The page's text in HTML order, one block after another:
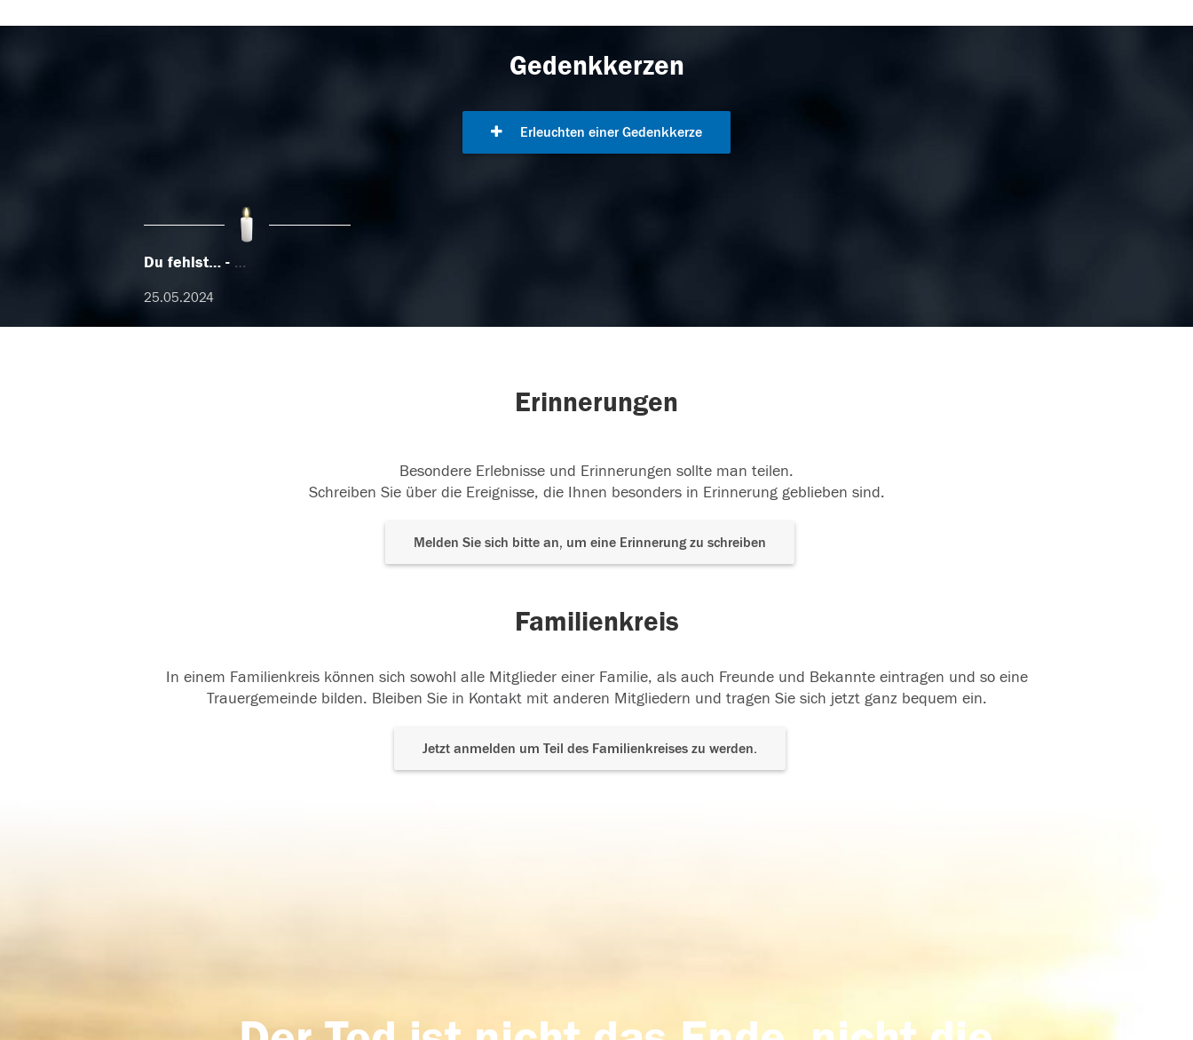
Gedenkkerzen
Erleuchten einer Gedenkkerze
Du fehlst… …
25.05.2024
Erinnerungen
Besondere Erlebnisse und Erinnerungen sollte man teilen.
Schreiben Sie über die Ereignisse, die Ihnen besonders in Erinnerung geblieben sind.
Melden Sie sich bitte an, um eine Erinnerung zu schreiben
Familienkreis
In einem Familienkreis können sich sowohl alle Mitglieder einer Familie, als auch Freunde und Bekannte eintragen und so eine
Trauergemeinde bilden. Bleiben Sie in Kontakt mit anderen Mitgliedern und tragen Sie sich jetzt ganz bequem ein.
Jetzt anmelden um Teil des Familienkreises zu werden.